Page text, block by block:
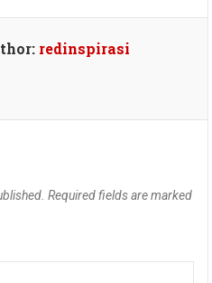
redinspirasi
Required fields are marked